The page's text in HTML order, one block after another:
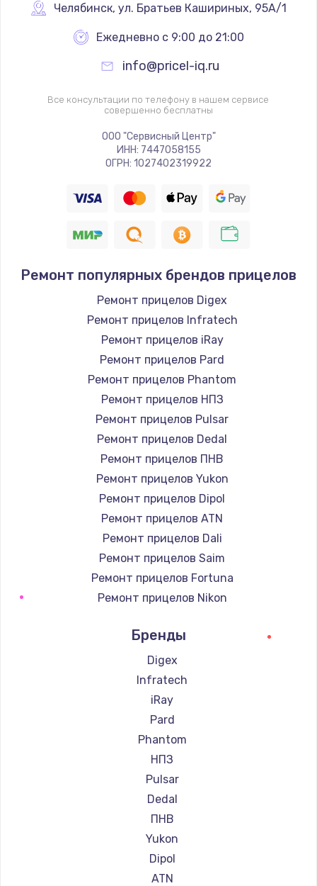
Челябинск, ул. Братьев Кашириных, 95А/1
Ежедневно с 9:00 до 21:00
info@pricel-iq.ru
Все консультации по телефону в нашем сервисе
совершенно бесплатны
ООО "Сервисный Центр"
ИНН: 7447058155
ОГРН: 1027402319922
Ремонт популярных брендов прицелов
Ремонт прицелов Digex
Ремонт прицелов Infratech
Ремонт прицелов iRay
Ремонт прицелов Pard
Ремонт прицелов Phantom
Ремонт прицелов НПЗ
Ремонт прицелов Pulsar
Ремонт прицелов Dedal
Ремонт прицелов ПНВ
Ремонт прицелов Yukon
Ремонт прицелов Dipol
Ремонт прицелов ATN
Ремонт прицелов Dali
Ремонт прицелов Saim
Ремонт прицелов Fortuna
Ремонт прицелов Nikon
Ремонт прицелов Nikko
Ремонт прицелов Artelv
Ремонт прицелов Hakko
Ремонт прицелов HALES
Ремонт прицелов Leica
Ремонт прицелов Vector Optics
Ремонт прицелов Carl Zeiss
Ремонт прицелов Zeiss
Ремонт прицелов AGM Global Vision
Ремонт прицелов Pilad
Ремонт прицелов Arkon
Ремонт прицелов ANYSMART
Ремонт прицелов FLIR
Бренды
Digex
Infratech
iRay
Pard
Phantom
НПЗ
Pulsar
Dedal
ПНВ
Yukon
Dipol
ATN